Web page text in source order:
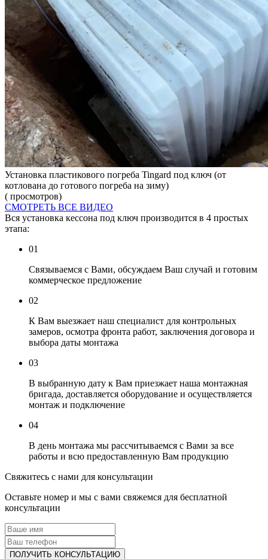
Установка пластикового погреба Tingard под ключ (от
котлована до готового погреба на зиму)
( просмотров)
СМОТРЕТЬ ВСЕ ВИДЕО
Вся установка кессона под ключ производится в 4 простых
этапа:
01
Связываемся с Вами, обсуждаем Ваш случай и готовим
коммерческое предложение
02
К Вам выезжает наш специалист для контрольных
замеров, осмотра фронта работ, заключения договора и
выбора даты монтажа
03
В выбранную дату к Вам приезжает наша монтажная
бригада, доставляется оборудование и осуществляется
монтаж и подключение
04
В день монтажа мы рассчитываемся с Вами за все
работы и всю предоставленную Вам продукцию
Свяжитесь с нами для консультации
Оставьте номер и мы с вами свяжемся для бесплатной
консультации